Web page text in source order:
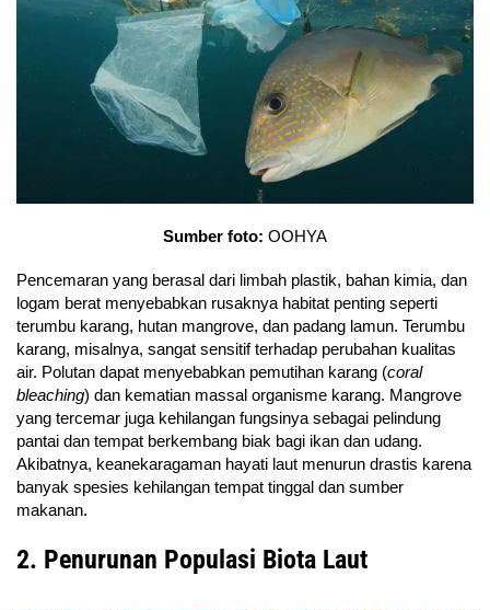
Sumber foto: OOHYA
Pencemaran yang berasal dari limbah plastik, bahan kimia, dan
logam berat menyebabkan rusaknya habitat penting seperti
terumbu karang, hutan mangrove, dan padang lamun. Terumbu
karang, misalnya, sangat sensitif terhadap perubahan kualitas
air. Polutan dapat menyebabkan pemutihan karang (coral
bleaching) dan kematian massal organisme karang. Mangrove
yang tercemar juga kehilangan fungsinya sebagai pelindung
pantai dan tempat berkembang biak bagi ikan dan udang.
Akibatnya, keanekaragaman hayati laut menurun drastis karena
banyak spesies kehilangan tempat tinggal dan sumber
makanan.
2. Penurunan Populasi Biota Laut